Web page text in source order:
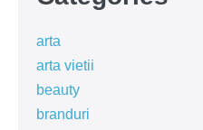
arta
arta vietii
beauty
branduri